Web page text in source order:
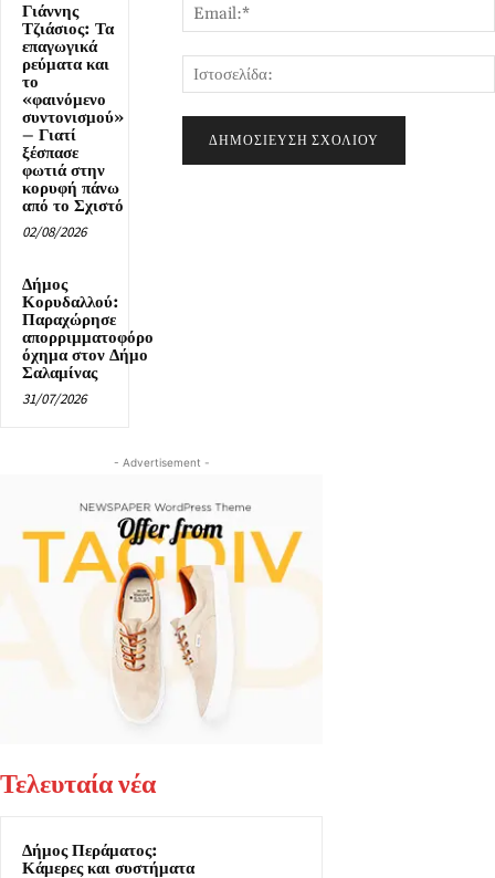
Γιάννης
Τζιάσιος: Τα
επαγωγικά
ρεύματα και
το
«φαινόμενο
συντονισμού»
– Γιατί
ξέσπασε
φωτιά στην
κορυφή πάνω
από το Σχιστό
02/08/2026
Δήμος
Κορυδαλλού:
Παραχώρησε
απορριμματοφόρο
όχημα στον Δήμο
Σαλαμίνας
31/07/2026
- Advertisement -
Τελευταία νέα
Δήμος Περάματος:
Κάμερες και συστήματα